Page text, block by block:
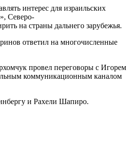
интерес для израильских
Северо-
на страны дальнего зарубежья.
ответил на многочисленные
провел переговоры с Игорем
коммуникационным каналом
и Рахели Шапиро.